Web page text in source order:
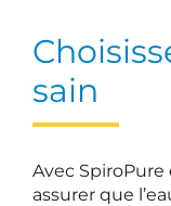
sain
Avec SpiroPure
assurer que